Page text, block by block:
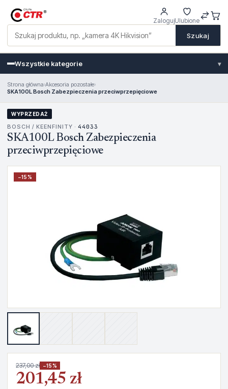
Szukaj
ZalogujUlubione
Wszystkie kategorie ▾
Strona główna›Akcesoria pozostałe›
SKA100L Bosch Zabezpieczenia przeciwprzepięciowe
WYPRZEDAŻ
BOSCH / KEENFINITY · 44033
SKA100L Bosch Zabezpieczenia
przeciwprzepięciowe
−15%
237,00 zł −15%
201,45 zł